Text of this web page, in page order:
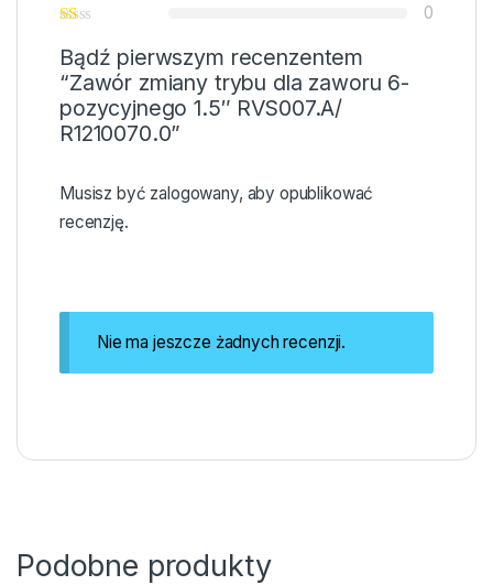
0
Bądź pierwszym recenzentem
“Zawór zmiany trybu dla zaworu 6-
pozycyjnego 1.5″ RVS007.A/
R1210070.0”
Musisz być zalogowany, aby opublikować
recenzję.
Nie ma jeszcze żadnych recenzji.
Podobne produkty